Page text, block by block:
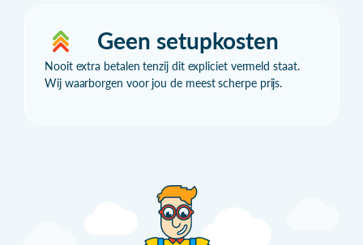
Geen setupkosten
Nooit extra betalen tenzij dit expliciet vermeld staat.
Wij waarborgen voor jou de meest scherpe prijs.